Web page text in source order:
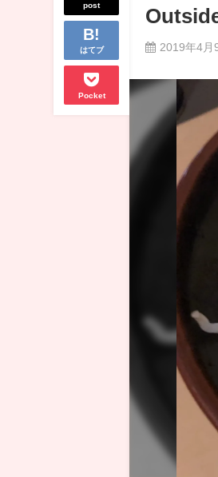
post
はてブ
Pocket
2019年4月